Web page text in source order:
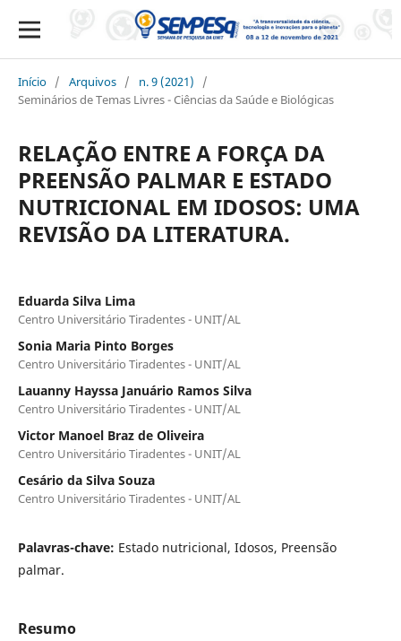
Início / Arquivos / n. 9 (2021)
/
Seminários de Temas Livres - Ciências da Saúde e Biológicas
RELAÇÃO ENTRE A FORÇA DA
PREENSÃO PALMAR E ESTADO
NUTRICIONAL EM IDOSOS: UMA
REVISÃO DA LITERATURA.
Eduarda Silva Lima
Centro Universitário Tiradentes - UNIT/AL
Sonia Maria Pinto Borges
Centro Universitário Tiradentes - UNIT/AL
Lauanny Hayssa Januário Ramos Silva
Centro Universitário Tiradentes - UNIT/AL
Victor Manoel Braz de Oliveira
Centro Universitário Tiradentes - UNIT/AL
Cesário da Silva Souza
Centro Universitário Tiradentes - UNIT/AL
Palavras-chave: Estado nutricional, Idosos, Preensão
palmar.
Resumo